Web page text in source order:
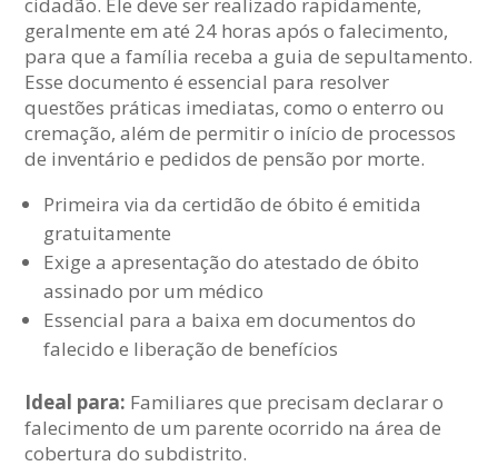
geralmente em até 24 horas após o falecimento,
para que a família receba a guia de sepultamento.
Esse documento é essencial para resolver
questões práticas imediatas, como o enterro ou
cremação, além de permitir o início de processos
de inventário e pedidos de pensão por morte.
Primeira via da certidão de óbito é emitida
gratuitamente
Exige a apresentação do atestado de óbito
assinado por um médico
Essencial para a baixa em documentos do
falecido e liberação de benefícios
Ideal para: Familiares que precisam declarar o
falecimento de um parente ocorrido na área de
cobertura do subdistrito.